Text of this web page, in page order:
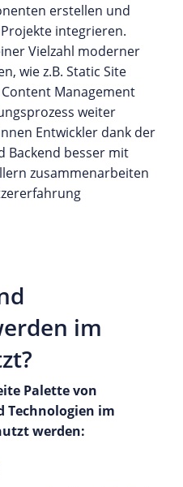
erstellen und
integrieren.
Vielzahl moderner
wie z.B. Static Site
Management
weiter
Entwickler dank der
Backend besser mit
zusammenarbeiten
im
Palette von
Technologien im
werden: